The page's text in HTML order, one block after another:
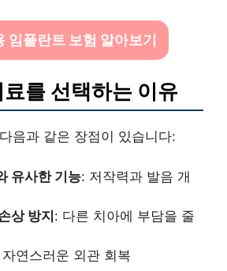
임플란트 보험 알아보기
를 선택하는 이유
음과 같은 장점이 있습니다:
유사한 기능: 저작력과 발음 개
상 방지: 다른 치아에 부담을 줄
연스러운 외관 회복